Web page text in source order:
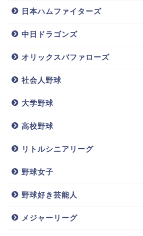
日本ハムファイターズ
中日ドラゴンズ
オリックスバファローズ
社会人野球
大学野球
高校野球
リトルシニアリーグ
野球女子
野球好き芸能人
メジャーリーグ